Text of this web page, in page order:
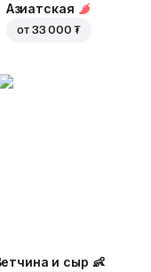
Азиатская
от 33 000 ₮
и сыр 👶